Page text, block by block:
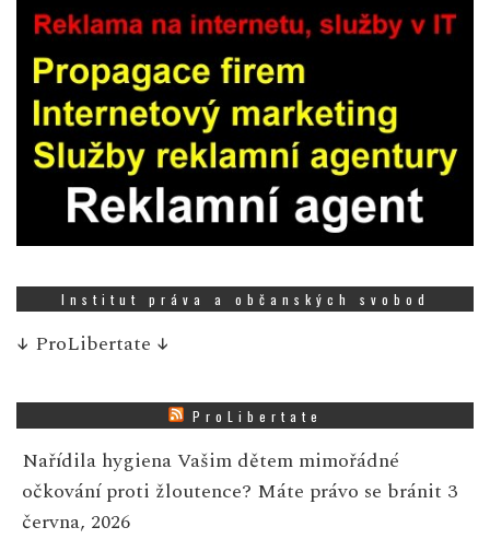
Institut práva a občanských svobod
↓ ProLibertate ↓
ProLibertate
Nařídila hygiena Vašim dětem mimořádné
očkování proti žloutence? Máte právo se bránit 3
června, 2026